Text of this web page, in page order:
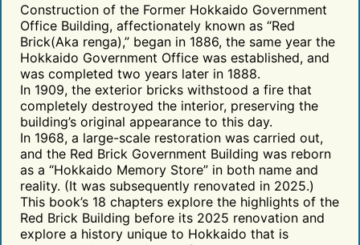
Construction of the Former Hokkaido Government
Office Building, affectionately known as “Red
Brick(Aka renga),” began in 1886, the same year the
Hokkaido Government Office was established, and
was completed two years later in 1888.
In 1909, the exterior bricks withstood a fire that
completely destroyed the interior, preserving the
building’s original appearance to this day.
In 1968, a large-scale restoration was carried out,
and the Red Brick Government Building was reborn
as a “Hokkaido Memory Store” in both name and
reality. (It was subsequently renovated in 2025.)
This book’s 18 chapters explore the highlights of the
Red Brick Building before its 2025 renovation and
explore a history unique to Hokkaido that is